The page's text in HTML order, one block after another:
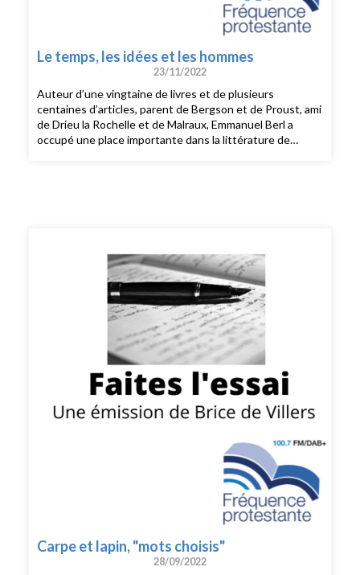
Le temps, les idées et les hommes
23/11/2022
Auteur d’une vingtaine de livres et de plusieurs
centaines d’articles, parent de Bergson et de Proust, ami
de Drieu la Rochelle et de Malraux, Emmanuel Berl a
occupé une place importante dans la littérature de
Dreyfus, d’un cours de Bergson à une lecture de Simone
Weil, de la sagesse de Goethe à l’amour chez Proust, de
la Kabbale à la psychanalyse. À travers mille anecdotes,
portraits, souvenirs ou citations, il s’interroge aussi sur
l’oubli, le progrès, le langage, la culture, la révolution, la
mort. Il avait un goût extrême de l’amitié. Dans les
hommages qu’il a rendus à tel ou tel de ses amis – Daniel
Halévy, Martin du Gard, Camus et bien d’autres –, c’est lui
que nous voyons comme dans un miroir. Dans ces textes,
classés par thèmes mais si divers, on trouvera le meilleur
de Berl. Car il n’est jamais plus frappant que quand il
réaction à la réflexion et s’élève avec facilité à l’essentiel.
Lalecture de Berl est l’une des plus enrichissantes qui
soient, souligne Bernard de Fallois dans sa préface. Elle
nous permet de rencontrer l’un des esprits les plus
complets, les plus intelligents, les plus justes de notre
Carpe et lapin, "mots choisis"
28/09/2022